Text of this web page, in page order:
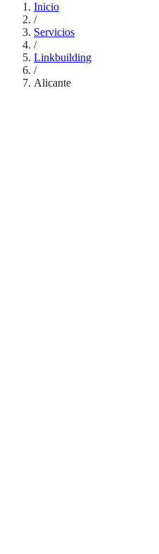
Inicio
/
Servicios
/
Linkbuilding
/
Alicante